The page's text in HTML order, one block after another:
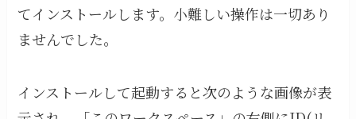
てインストールします。小難しい操作は一切あり
ませんでした。
インストールして起動すると次のような画像が表